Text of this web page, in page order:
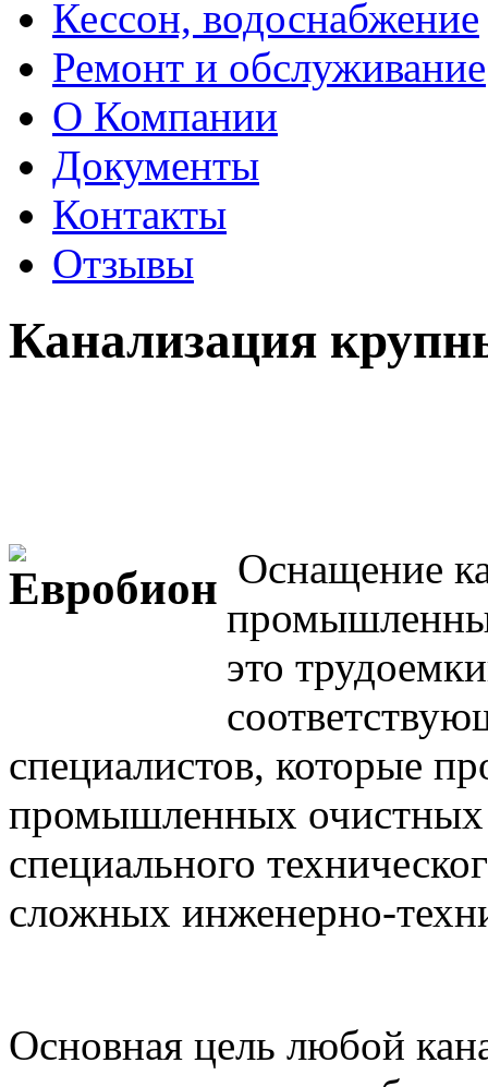
Кессон, водоснабжение
Ремонт и обслуживание
О Компании
Документы
Контакты
Отзывы
Канализация
Оснащение
это
специалистов, которые
промышленных очистных
специального
сложных инженерно-
Основная цель любой